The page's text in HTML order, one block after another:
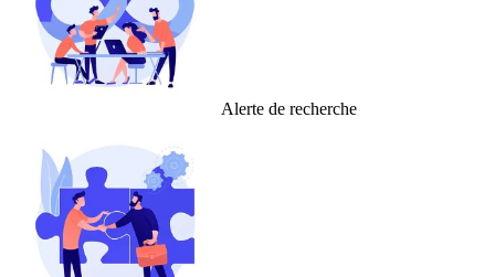
Alerte de recherche